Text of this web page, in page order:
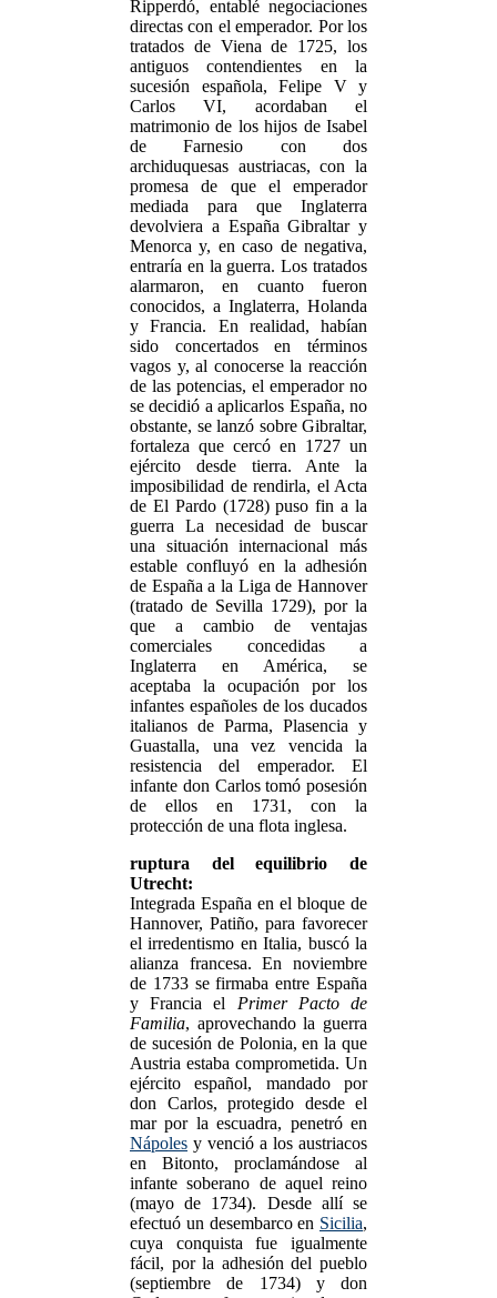
Ripperdó, entablé negociaciones
directas con el emperador. Por los
tratados de Viena de 1725, los
antiguos contendientes en la
sucesión española, Felipe V y
Carlos VI, acordaban el
matrimonio de los hijos de Isabel
de Farnesio con dos
archiduquesas austriacas, con la
promesa de que el emperador
mediada para que Inglaterra
devolviera a España Gibraltar y
Menorca y, en caso de negativa,
entraría en la guerra. Los tratados
alarmaron, en cuanto fueron
conocidos, a Inglaterra, Holanda
y Francia. En realidad, habían
sido concertados en términos
vagos y, al conocerse la reacción
de las potencias, el emperador no
se decidió a aplicarlos España, no
obstante, se lanzó sobre Gibraltar,
fortaleza que cercó en 1727 un
ejército desde tierra. Ante la
imposibilidad de rendirla, el Acta
de El Pardo (1728) puso fin a la
guerra La necesidad de buscar
una situación internacional más
estable confluyó en la adhesión
de España a la Liga de Hannover
(tratado de Sevilla 1729), por la
que a cambio de ventajas
comerciales concedidas a
Inglaterra en América, se
aceptaba la ocupación por los
infantes españoles de los ducados
italianos de Parma, Plasencia y
Guastalla, una vez vencida la
resistencia del emperador. El
infante don Carlos tomó posesión
de ellos en 1731, con la
protección de una flota inglesa.
ruptura del equilibrio de
Utrecht:
Integrada España en el bloque de
Hannover, Patiño, para favorecer
el irredentismo en Italia, buscó la
alianza francesa. En noviembre
de 1733 se firmaba entre España
y Francia el Primer Pacto de
Familia, aprovechando la guerra
de sucesión de Polonia, en la que
Austria estaba comprometida. Un
ejército español, mandado por
don Carlos, protegido desde el
mar por la escuadra, penetró en
Nápoles y venció a los austriacos
en Bitonto, proclamándose al
infante soberano de aquel reino
(mayo de 1734). Desde allí se
efectuó un desembarco en Sicilia,
cuya conquista fue igualmente
fácil, por la adhesión del pueblo
(septiembre de 1734) y don